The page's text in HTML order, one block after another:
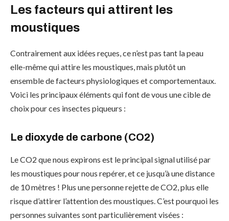
Les facteurs qui attirent les
moustiques
Contrairement aux idées reçues, ce n’est pas tant la peau
elle-même qui attire les moustiques, mais plutôt un
ensemble de facteurs physiologiques et comportementaux.
Voici les principaux éléments qui font de vous une cible de
choix pour ces insectes piqueurs :
Le dioxyde de carbone (CO2)
Le CO2 que nous expirons est le principal signal utilisé par
les moustiques pour nous repérer, et ce jusqu’à une distance
de 10 mètres ! Plus une personne rejette de CO2, plus elle
risque d’attirer l’attention des moustiques. C’est pourquoi les
personnes suivantes sont particulièrement visées :